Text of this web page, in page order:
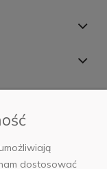
dostosować